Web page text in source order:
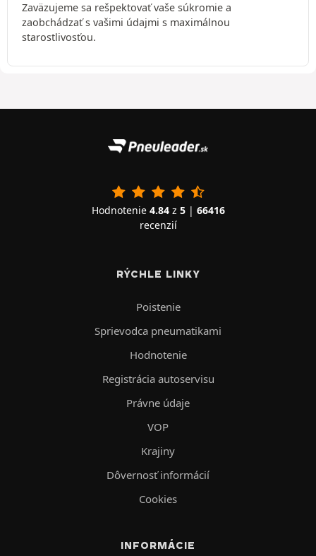
Zaväzujeme sa rešpektovať vaše súkromie a
zaobchádzať s vašimi údajmi s maximálnou
starostlivosťou.
Hodnotenie 4.84z 5| 66416
recenzií
RÝCHLE LINKY
Poistenie
Sprievodca pneumatikami
Hodnotenie
Registrácia autoservisu
Právne údaje
VOP
Krajiny
Dôvernosť informácií
Cookies
INFORMÁCIE